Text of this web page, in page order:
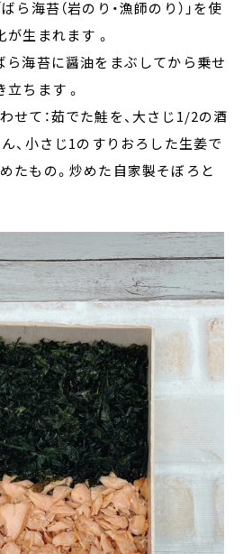
ら海苔（岩のり・漁師のり）」を使
が生まれます 。
ら海苔に醤油をまぶしてから乗せ
立ちます 。
て：茹でた鮭を、大さじ1/2の酒
、小さじ1のすりおろした生姜で
たもの。炒めた自家製そぼろと